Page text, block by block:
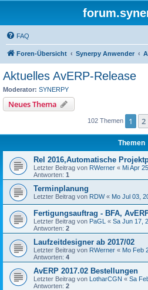
FAQ
Foren-Übersicht Synerpy Anwender
Aktuelles AvERP-Release
Moderator: SYNERPY
Neues Thema
102 Themen 1 2
Themen
Rel 2016,Automatische
Letzter Beitrag von RWerner « Mi Apr
Antworten: 1
Terminplanung
Letzter Beitrag von RDW« Mo Jul 03,
Fertigungsauftrag - BFA,
Letzter Beitrag von PaGL « Sa Jun 17,
Antworten: 2
Laufzeitdesigner ab 2017/02
Letzter Beitrag von RWerner « Mo Feb
Antworten: 4
AvERP 2017.02 Bestellungen
Letzter Beitrag von LotharCGN « Sa
Antworten: 2